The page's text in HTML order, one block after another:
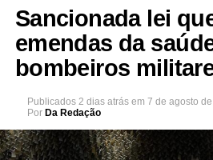
Sancionada lei
emendas da
bombeiros
Publicados 2 dias atrás em 7 de agosto
Por Da Redação